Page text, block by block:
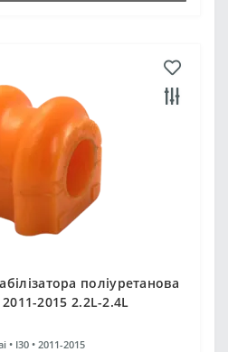
поліуретанова
2015 2.2L-2.4L
• I30 • 2011-2015